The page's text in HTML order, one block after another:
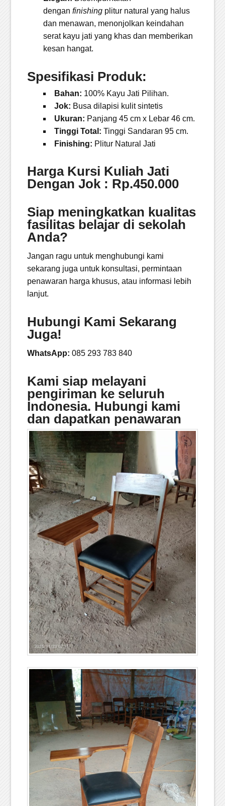
dengan finishingplitur natural yang halus
dan menawan, menonjolkan keindahan
serat kayu jati yang khas dan memberikan
kesan hangat.
Spesifikasi Produk:
Bahan: 100% Kayu Jati Pilihan.
Jok: Busa dilapisi kulit sintetis
Ukuran: Panjang 45 cm x Lebar 46 cm.
Tinggi Total: Tinggi Sandaran 95 cm.
Finishing: Plitur Natural Jati
Harga Kursi Kuliah Jati
Dengan Jok : Rp.450.000
Siap meningkatkan kualitas
fasilitas belajar di sekolah
Anda?
Jangan ragu untuk menghubungi kami
sekarang juga untuk konsultasi, permintaan
penawaran harga khusus, atau informasi lebih
lanjut.
Hubungi Kami Sekarang
Juga!
WhatsApp: 085 293 783 840
Kami siap melayani
pengiriman ke seluruh
Indonesia. Hubungi kami
dan dapatkan penawaran